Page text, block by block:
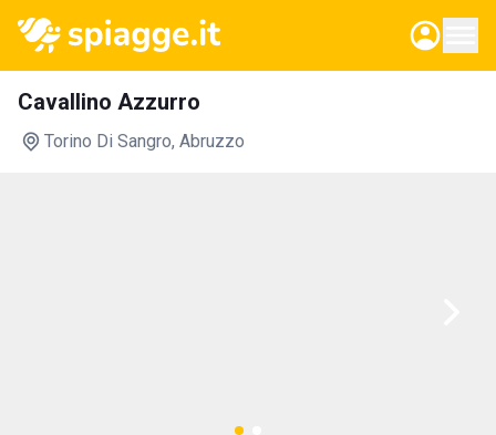
Cavallino Azzurro
Torino Di Sangro, Abruzzo